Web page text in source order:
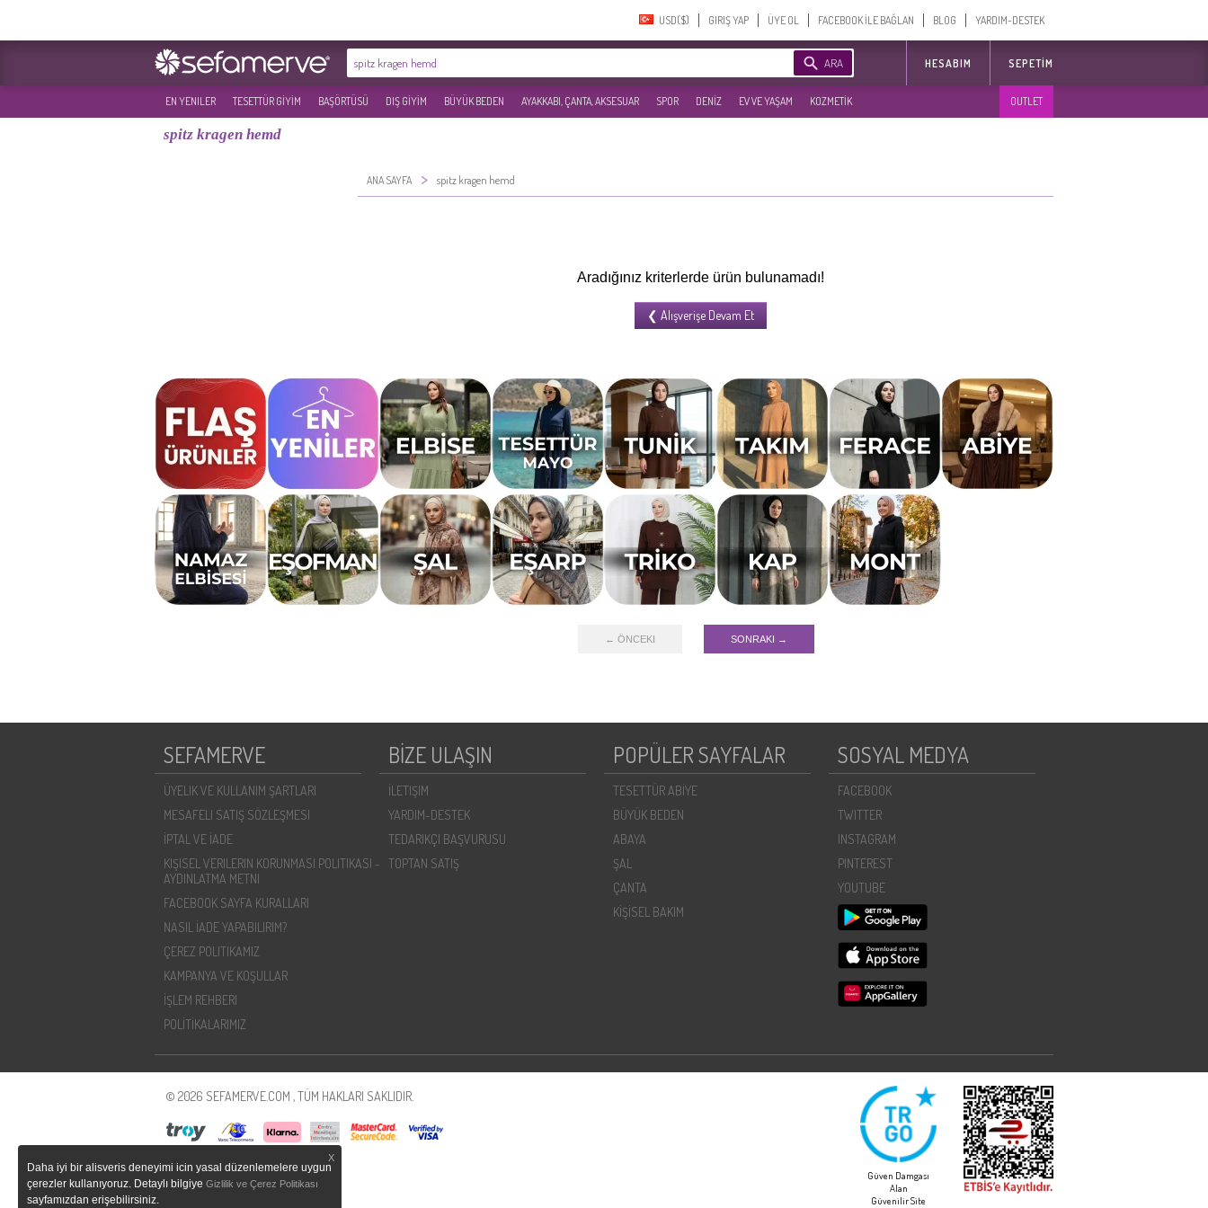
USD($)‎ GIRIŞ YAP ÜYE OL FACEBOOK İLE BAĞLAN BLOG YARDIM-DESTEK
ARA HESABIM SEPETIM
EN YENILER TESETTÜR GİYİM BAŞÖRTÜSÜ DIŞ GİYİM BÜYÜK BEDEN AYAKKABI, ÇANTA, AKSESUAR SPOR DENİZ EV VE YAŞAM KOZMETİK OUTLET
spitz kragen hemd
ANA SAYFA > spitz kragen hemd
Aradığınız kriterlerde ürün bulunamadı!
← ÖNCEKI SONRAKI →
SEFAMERVE
ÜYELIK VE KULLANIM ŞARTLARI
MESAFELI SATIŞ SÖZLEŞMESI
İPTAL VE İADE
KIŞISEL VERILERIN KORUNMASI POLITIKASI -
AYDINLATMA METNI
FACEBOOK SAYFA KURALLARI
NASIL İADE YAPABILIRIM?
ÇEREZ POLITIKAMIZ
KAMPANYA VE KOŞULLAR
İŞLEM REHBERI
POLİTİKALARIMIZ
BİZE ULAŞIN
İLETIŞIM
YARDIM-DESTEK
TEDARIKÇI BAŞVURUSU
TOPTAN SATIŞ
POPÜLER SAYFALAR
TESETTÜR ABİYE
BÜYÜK BEDEN
ABAYA
ŞAL
ÇANTA
KİŞİSEL BAKIM
SOSYAL MEDYA
FACEBOOK
TWITTER
INSTAGRAM
PINTEREST
YOUTUBE
© 2026 SEFAMERVE.COM , TÜM HAKLARI SAKLIDIR.
Güven Damgası
Alan
Güvenilir Site
X
Daha iyi bir alisveris deneyimi icin yasal düzenlemelere uygun
çerezler kullanıyoruz. Detaylı bilgiye Gizlilik ve Çerez Politikası
sayfamızdan erişebilirsiniz.